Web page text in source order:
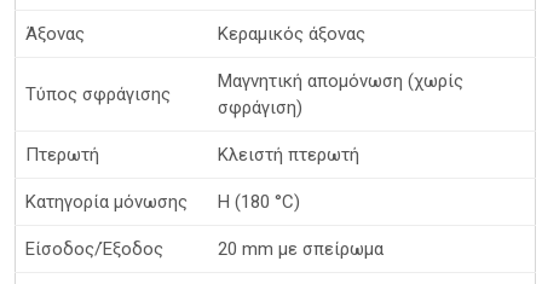
Άξονας Κεραμικός άξονας
Τύπος σφράγισης
Μαγνητική απομόνωση (χωρίς
σφράγιση)
Πτερωτή Κλειστή πτερωτή
Κατηγορία μόνωσης H (180 °C)
Είσοδος/Έξοδος 20 mm με σπείρωμα